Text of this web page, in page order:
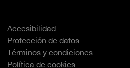
Accesibilidad
Protección de datos
Términos y condiciones
Política de cookies